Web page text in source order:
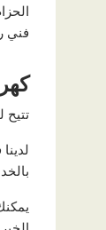
فني
تتيح